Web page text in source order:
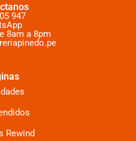
947
8am a 8pm
Rewind